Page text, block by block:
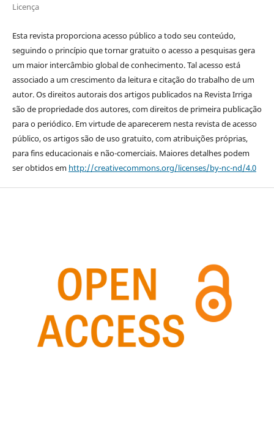
Licença
Esta revista proporciona acesso público a todo seu conteúdo,
seguindo o princípio que tornar gratuito o acesso a pesquisas gera
um maior intercâmbio global de conhecimento. Tal acesso está
associado a um crescimento da leitura e citação do trabalho de um
autor. Os direitos autorais dos artigos publicados na Revista Irriga
são de propriedade dos autores, com direitos de primeira publicação
para o periódico. Em virtude de aparecerem nesta revista de acesso
público, os artigos são de uso gratuito, com atribuições próprias,
para fins educacionais e não-comerciais. Maiores detalhes podem
ser obtidos em http://creativecommons.org/licenses/by-nc-nd/4.0